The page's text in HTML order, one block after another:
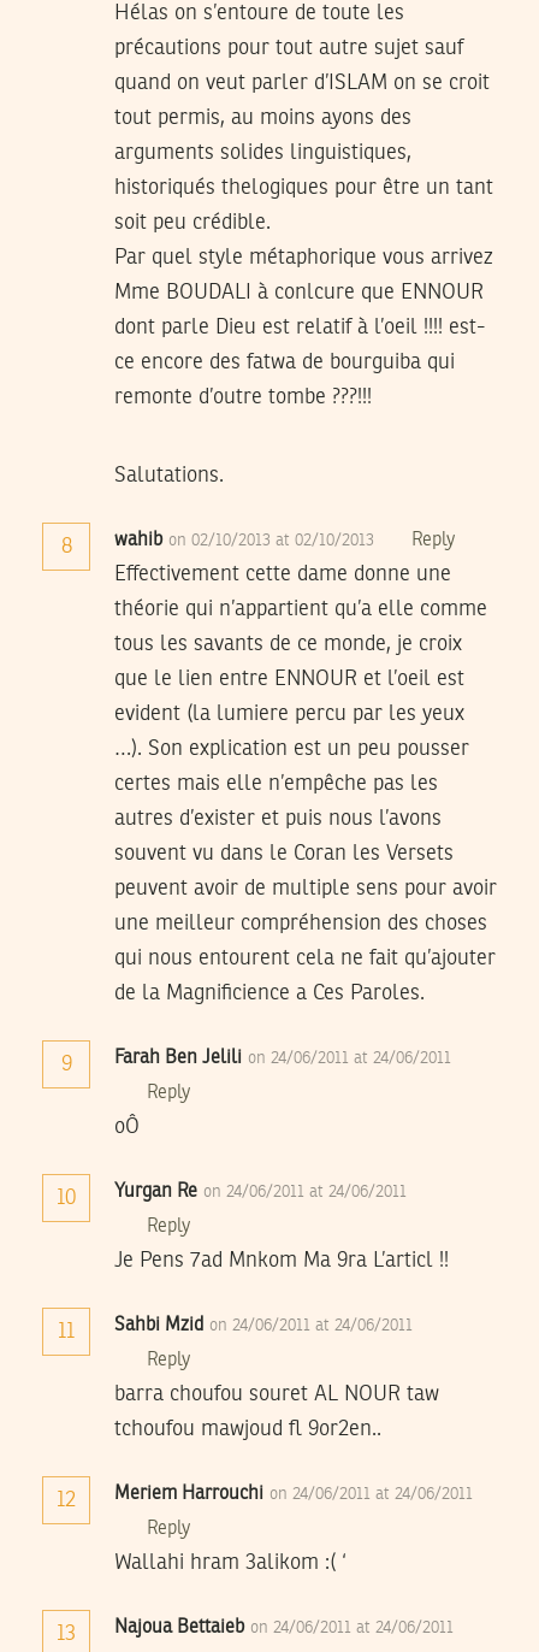
Hélas on s’entoure de toute les
précautions pour tout autre sujet sauf
quand on veut parler d’ISLAM on se croit
tout permis, au moins ayons des
arguments solides linguistiques,
historiqués thelogiques pour être un tant
soit peu crédible.
Par quel style métaphorique vous arrivez
Mme BOUDALI à conlcure que ENNOUR
dont parle Dieu est relatif à l’oeil !!!! est-
ce encore des fatwa de bourguiba qui
remonte d’outre tombe ???!!!
Salutations.
8 wahib on 02/10/2013 at 02/10/2013 Reply
Effectivement cette dame donne une
théorie qui n’appartient qu’a elle comme
tous les savants de ce monde, je croix
que le lien entre ENNOUR et l’oeil est
evident (la lumiere percu par les yeux
…). Son explication est un peu pousser
certes mais elle n’empêche pas les
autres d’exister et puis nous l’avons
souvent vu dans le Coran les Versets
peuvent avoir de multiple sens pour avoir
une meilleur compréhension des choses
qui nous entourent cela ne fait qu’ajouter
de la Magnificience a Ces Paroles.
9 Farah Ben Jelili on 24/06/2011 at 24/06/2011
Reply
oÔ
10 Yurgan Re on 24/06/2011 at 24/06/2011
Reply
Je Pens 7ad Mnkom Ma 9ra L’articl !!
11 Sahbi Mzid on 24/06/2011 at 24/06/2011
Reply
barra choufou souret AL NOUR taw
tchoufou mawjoud fl 9or2en..
12 Meriem Harrouchi on 24/06/2011 at 24/06/2011
Reply
Wallahi hram 3alikom :( ‘
13 Najoua Bettaieb on 24/06/2011 at 24/06/2011